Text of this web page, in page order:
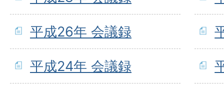
平成26年 会議録
平成24年 会議録